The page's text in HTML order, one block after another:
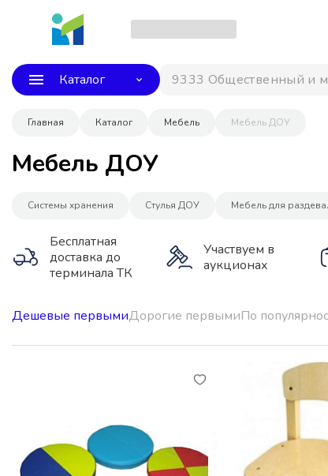
Каталог 9333 Общественный и
Главная Каталог Мебель Мебель ДОУ
Мебель ДОУ
Системы хранения Стулья ДОУ Мебель для
Бесплатная
доставка до
терминала ТК
Участвуем в
аукционах
Дешевые первымиДорогие первымиПо